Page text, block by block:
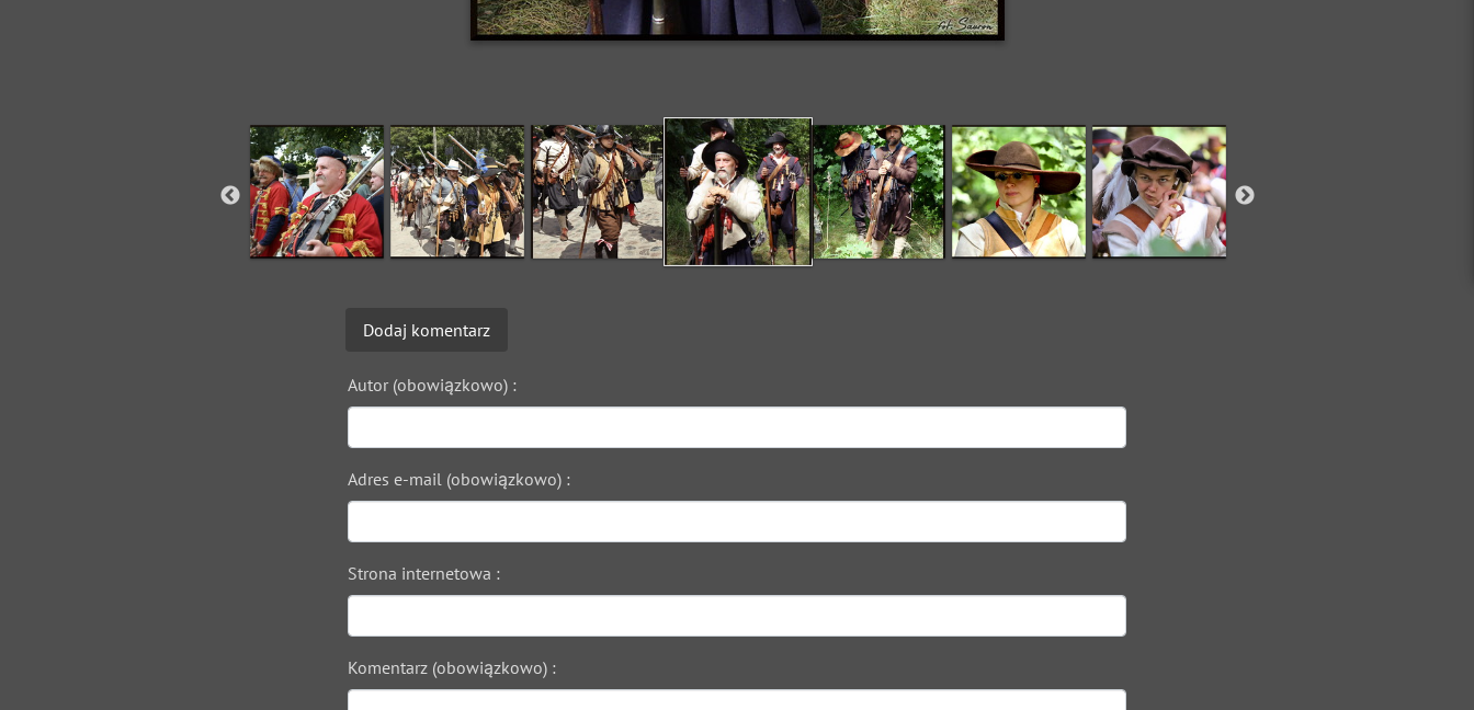
Dodaj komentarz
Autor (obowiązkowo) :
Adres e-mail (obowiązkowo) :
Strona internetowa :
Komentarz (obowiązkowo) :